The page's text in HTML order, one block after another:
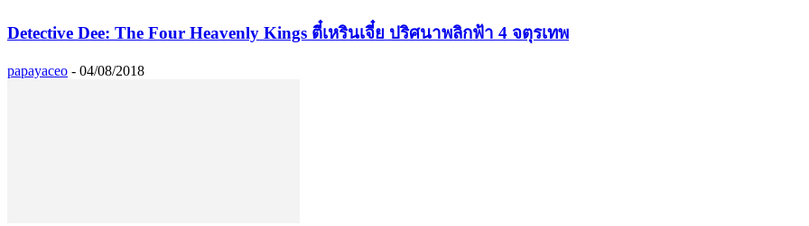
Detective Dee: The Four Heavenly Kings ตี๋เหรินเจี๋ย ปริศนาพลิกฟ้า 4 จตุรเทพ
papayaceo - 04/08/2018